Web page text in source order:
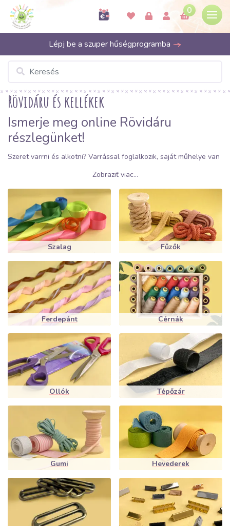
0
Lépj be a szuper hűségprogramba
Rövidáru és kellékek
Ismerje meg online Rövidáru
részlegünket!
Szeret varrni és alkotni? Varrással foglalkozik, saját műhelye van
tekintse meg bő választékunkat. Olyan kiváló minőségű
rövidárutkínálunkkedvezményes áron, amely tökéletesen illik
az Ön által használt anyagokhoz!
Zobraziť viac...
Szalag Fűzők
Ferdepánt Cérnák
Ollók Tépőzár
Gumi Hevederek